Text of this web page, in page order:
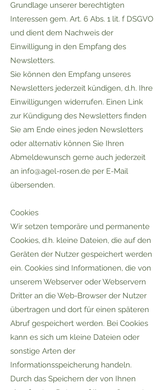
Grundlage unserer berechtigten
Interessen gem. Art. 6 Abs. 1 lit. f DSGVO
und dient dem Nachweis der
Einwilligung in den Empfang des
Newsletters.
Sie können den Empfang unseres
Newsletters jederzeit kündigen, d.h. Ihre
Einwilligungen widerrufen. Einen Link
zur Kündigung des Newsletters finden
Sie am Ende eines jeden Newsletters
oder alternativ können Sie Ihren
Abmeldewunsch gerne auch jederzeit
an info@agel-rosen.de per E-Mail
übersenden.
Cookies
Wir setzen temporäre und permanente
Cookies, d.h. kleine Dateien, die auf den
Geräten der Nutzer gespeichert werden
ein. Cookies sind Informationen, die von
unserem Webserver oder Webservern
Dritter an die Web-Browser der Nutzer
übertragen und dort für einen späteren
Abruf gespeichert werden. Bei Cookies
kann es sich um kleine Dateien oder
sonstige Arten der
Informationsspeicherung handeln.
Durch das Speichern der von Ihnen